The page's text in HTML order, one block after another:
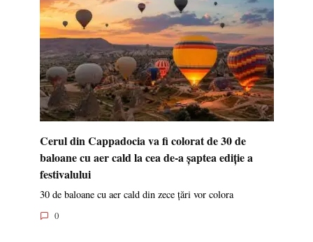
Cerul din Cappadocia va fi colorat de 30 de
baloane cu aer cald la cea de-a șaptea ediție a
festivalului
30 de baloane cu aer cald din zece țări vor colora
0